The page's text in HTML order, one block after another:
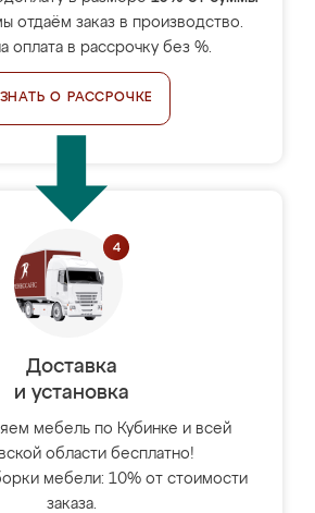
отдаём заказ в производство.
оплата в рассрочку без %.
О РАССРОЧКЕ
Доставка
и установка
мебель по Кубинке и всей
области бесплатно!
мебели: 10% от стоимости
заказа.